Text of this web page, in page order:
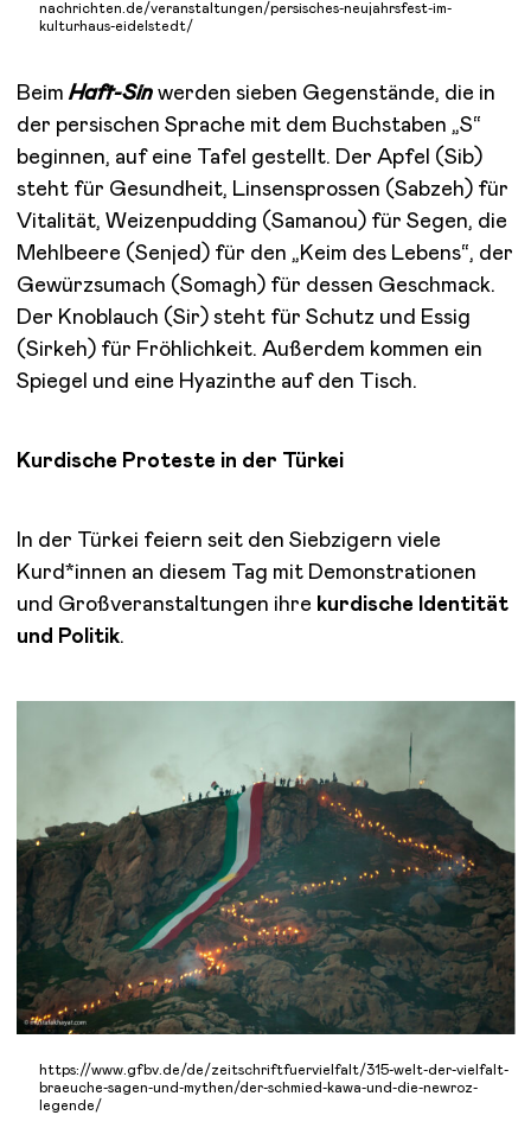
nachrichten.de/veranstaltungen/persisches-neujahrsfest-im-
kulturhaus-eidelstedt/
Beim Haft-Sin werden sieben Gegenstände, die in
der persischen Sprache mit dem Buchstaben „S“
beginnen, auf eine Tafel gestellt. Der Apfel (Sib)
steht für Gesundheit, Linsensprossen (Sabzeh) für
Vitalität, Weizenpudding (Samanou) für Segen, die
Mehlbeere (Senjed) für den „Keim des Lebens“, der
Gewürzsumach (Somagh) für dessen Geschmack.
Der Knoblauch (Sir) steht für Schutz und Essig
(Sirkeh) für Fröhlichkeit. Außerdem kommen ein
Spiegel und eine Hyazinthe auf den Tisch.
Kurdische Proteste in der Türkei
In der Türkei feiern seit den Siebzigern viele
Kurd*innen an diesem Tag mit Demonstrationen
und Großveranstaltungen ihre kurdische Identität
und Politik.
https://www.gfbv.de/de/zeitschriftfuervielfalt/315-welt-der-vielfalt-
braeuche-sagen-und-mythen/der-schmied-kawa-und-die-newroz-
legende/